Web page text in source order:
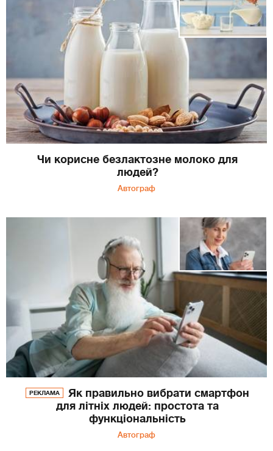
Чи корисне безлактозне молоко для
людей?
Автограф
РЕКЛАМА
Як правильно вибрати смартфон
для літніх людей: простота та
функціональність
Автограф